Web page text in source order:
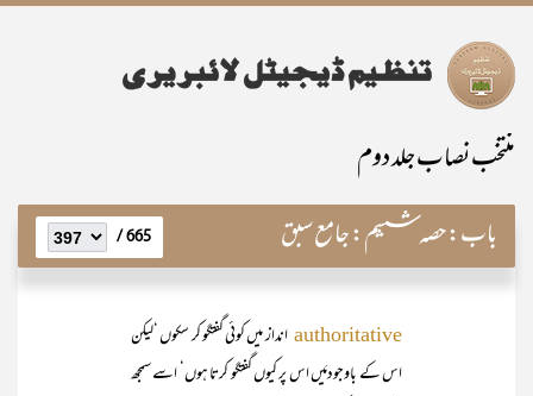
منتخب نصاب جلد دوم
باب:حصہ ششم: جامع سبق 665 /
authoritative انداز میں کوئی گفتگو کر سکوں ‘لیکن
اس کے باوجودمَیں اس پر کیوں گفتگو کرتا ہوں‘ اسے سمجھ